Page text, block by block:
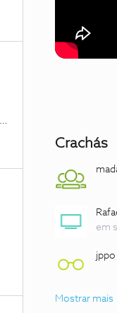
Crachás
em
jppo
Mostrar mais